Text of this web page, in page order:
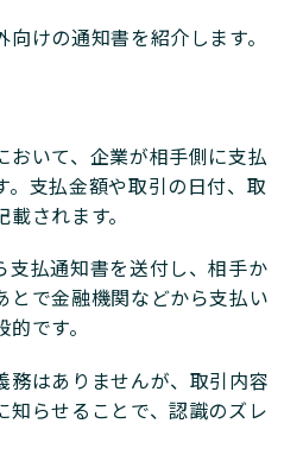
けの通知書を紹介します。
おいて、企業が相手側に支払
。支払金額や取引の日付、取
されます。
支払通知書を送付し、相手か
とで金融機関などから支払い
です。
務はありませんが、取引内容
知らせることで、認識のズレ